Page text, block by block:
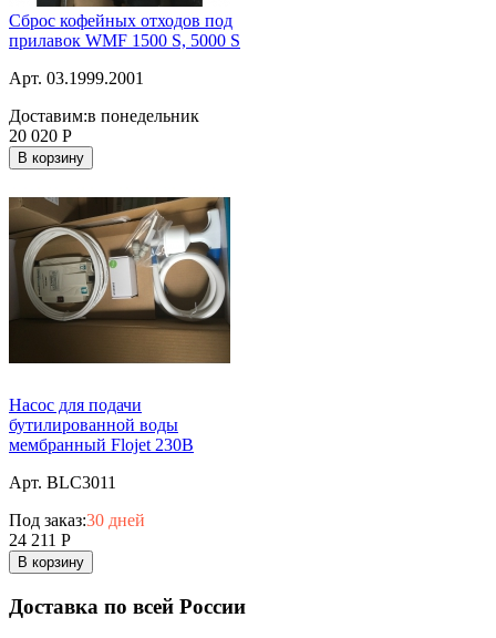
Сброс кофейных отходов под
прилавок WMF 1500 S, 5000 S
Арт. 03.1999.2001
Доставим:в понедельник
20 020 Р
В корзину
Насос для подачи
бутилированной воды
мембранный Flojet 230В
Арт. BLC3011
Под заказ:30 дней
24 211 Р
В корзину
Доставка по всей России